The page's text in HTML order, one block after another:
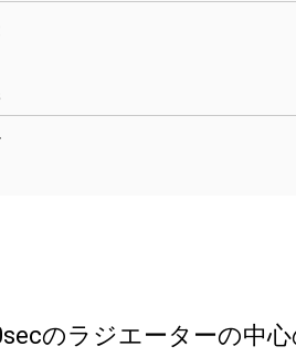
のラジエーターの中